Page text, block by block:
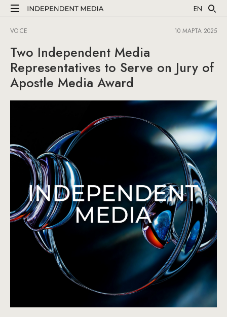
EN
VOICE 10 МАРТА 2025
Two Independent Media
Representatives to Serve on Jury of
Apostle Media Award